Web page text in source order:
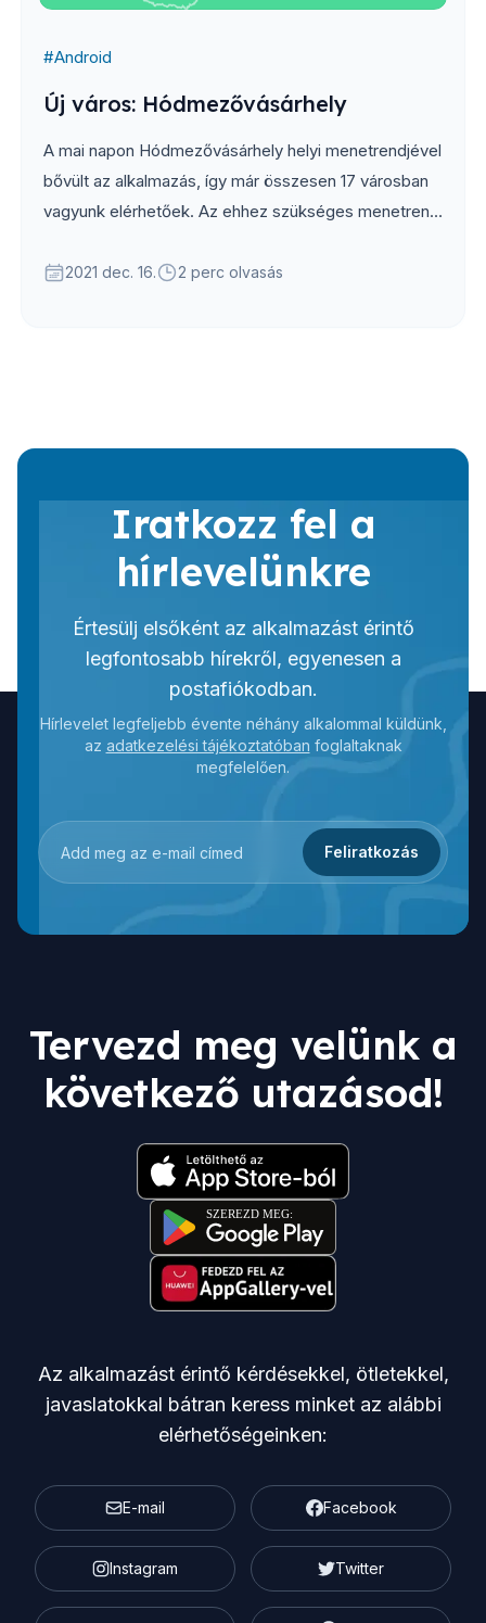
#Android
Új város: Hódmezővásárhely
A mai napon Hódmezővásárhely helyi menetrendjével
bővült az alkalmazás, így már összesen 17 városban
vagyunk elérhetőek. Az ehhez szükséges menetrendi
alkalmazás számára, így mindig naprakész
2021 dec. 16. 2 perc olvasás
Iratkozz fel a
hírlevelünkre
Értesülj elsőként az alkalmazást érintő
legfontosabb hírekről, egyenesen a
postafiókodban.
Hírlevelet legfeljebb évente néhány alkalommal küldünk,
az adatkezelési tájékoztatóban foglaltaknak
megfelelően.
Feliratkozás
Tervezd meg velünk a
következő utazásod!
Az alkalmazást érintő kérdésekkel, ötletekkel,
javaslatokkal bátran keress minket az alábbi
elérhetőségeinken:
E-mail Facebook
Instagram Twitter